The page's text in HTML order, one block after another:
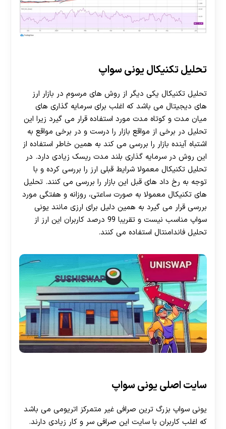
تحلیل تکنیکال یونی سواپ
تحلیل تکنیکال یکی دیگر از روش های مرسوم در بازار ارز
های دیجیتال می باشد که اغلب برای سرمایه گذاری های
میان مدت و کوتاه مدت مورد استفاده قرار می گیرد زیرا این
تحلیل در برخی از مواقع بازار را درست و در برخی مواقع به
اشتباه آینده بازار را بررسی می کند به همین خاطر استفاده از
این روش در سرمایه گذاری بلند مدت ریسک زیادی دارد. در
تحلیل تکنیکال معمولا شرایط قبلی ارز را بررسی کرده و با
توجه به رخ داد های قبل این بازار را بررسی می کنند. تحلیل
های تکنیکال معمولا به صورت ساعتی، روزانه و هفتگی مورد
بررسی قرار می گیرد به همین دلیل برای ارزی مانند یونی
سواپ مناسب نیست و تقریبا 99 درصد کاربران این ارز از
تحلیل فاندامنتال استفاده می کنند.
سایت اصلی یونی سواپ
یونی سواپ بزرگ ترین صرافی غیر متمرکز اتریومی می باشد
که اغلب کاربران با سایت این صرافی سر و کار زیادی دارند.